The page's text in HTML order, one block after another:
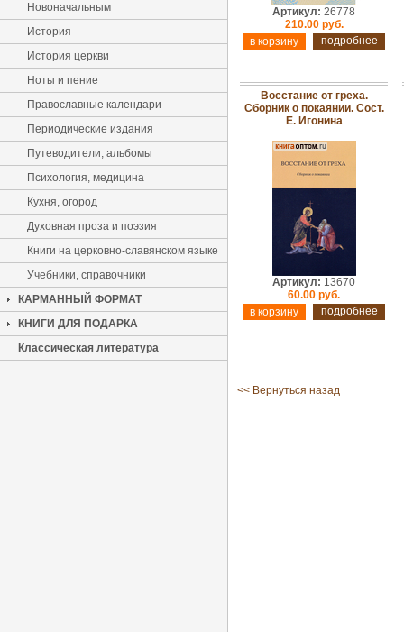
Новоначальным
История
История церкви
Ноты и пение
Православные календари
Периодические издания
Путеводители, альбомы
Психология, медицина
Кухня, огород
Духовная проза и поэзия
Книги на церковно-славянском языке
Учебники, справочники
КАРМАННЫЙ ФОРМАТ
КНИГИ ДЛЯ ПОДАРКА
Классическая литература
Артикул: 26778
210.00 руб.
подробнее
Восстание от греха.
Сборник о покаянии. Сост.
Е. Игонина
Артикул: 13670
60.00 руб.
подробнее
<< Вернуться назад